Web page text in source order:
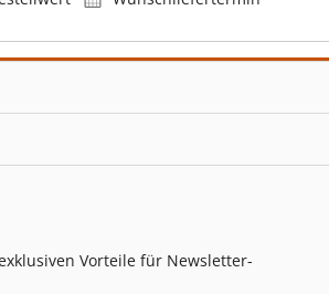
Vorteile für Newsletter-